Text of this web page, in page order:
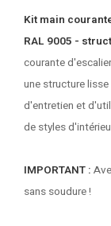
Kit main
RAL 9005 -
courante
une structure
d'entretien et
de styles
IMPORTANT :
sans soudure !